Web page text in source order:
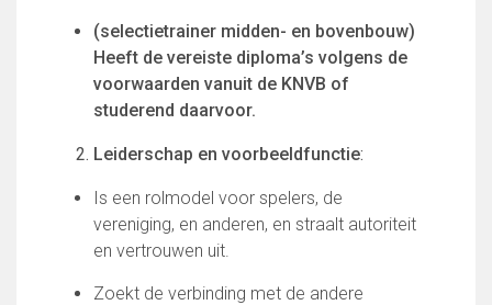
Onze S.P.O.R.T waarden
Fysiotherapie voor leden
Onze vrijwilligers en ereleden
Sportiviteit & respect
Merchandise
Contributie
Gevonden voorwerpen
(selectietrainer midden- en bovenbouw)
Heeft de vereiste diploma’s volgens de
voorwaarden vanuit de KNVB of
studerend daarvoor.
Leiderschap en voorbeeldfunctie:
Is een rolmodel voor spelers, de
vereniging, en anderen, en straalt autoriteit
en vertrouwen uit.
Zoekt de verbinding met de andere